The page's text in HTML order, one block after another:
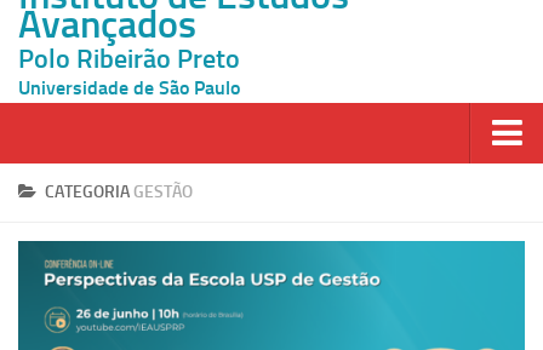
Avançados
Polo Ribeirão Preto
Universidade de São Paulo
Página Inicial
Inscrição
Atividades
CATEGORIA GESTÃO